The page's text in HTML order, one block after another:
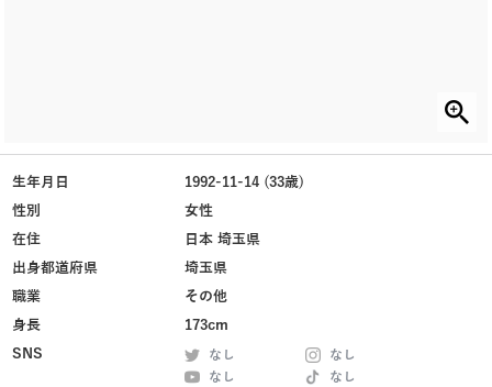
生年月日
1992-11-14 (33歳)
性別
女性
在住
日本 埼玉県
出身都道府県
埼玉県
職業
その他
身長
173cm
SNS
なし
なし
なし
なし